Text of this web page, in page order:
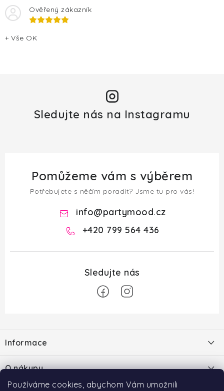
Používáme cookies, abychom Vám umožnili
u
Ověřený zákazník
+ Vše OK
Sledujte nás na Instagramu
Pomůžeme vám s výběrem
Potřebujete s něčím poradit? Jsme tu pro vás!
info@partymood.cz
+420 799 564 436
p
a
t
Informace
Hodnocení obchodu
O nákupu
Doprava a platba